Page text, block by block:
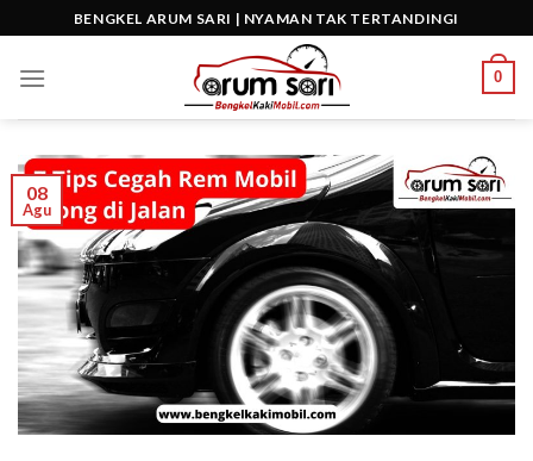
to
content
BENGKEL ARUM SARI | NYAMAN TAK TERTANDINGI
0
08
Agu